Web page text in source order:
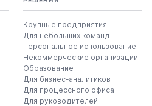
Крупные предприятия
Для небольших команд
Персональное использование
Некоммерческие организации
Образование
Для бизнес-аналитиков
Для процессного офиса
Для руководителей